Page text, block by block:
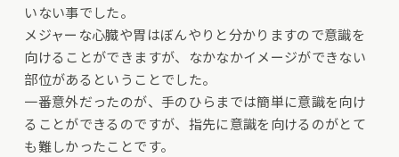
いない事でした。
メジャーな心臓や胃はぼんやりと分かりますので意識を
向けることができますが、なかなかイメージができない
部位があるということでした。
一番意外だったのが、手のひらまでは簡単に意識を向け
ることができるのですが、指先に意識を向けるのがとて
も難しかったことです。